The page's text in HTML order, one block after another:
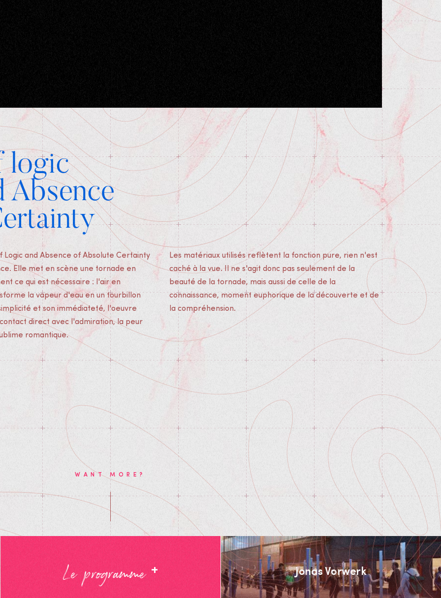
logic
Absence
Logic and Absence of Absolute Certainty
Elle met en scène une tornade en
ce qui est nécessaire : l'air en
la vapeur d'eau en un tourbillon
et son immédiateté, l'oeuvre
direct avec l'admiration, la peur
romantique.
Les matériaux utilisés reflètent la fonction pure, rien n'est
caché à la vue. Il ne s'agit donc pas seulement de la
beauté de la tornade, mais aussi de celle de la
connaissance, moment euphorique de la découverte et de
la compréhension.
WANT MORE?
Le programme + Jonas Vorwerk